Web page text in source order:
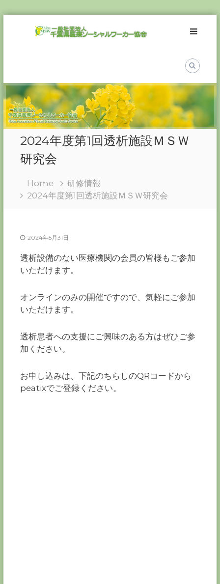
一
般
人
千
葉
県
医
療
ソ
ー
シ
ャ
カ
協
会
つ
な
ぐ
る
千
葉
力
－
2024年度第1回透析施設ＭＳＷ
研究会
Home
研修情報
2024年度第1回透析施設ＭＳＷ研究会
2024年5月31日
透析設備のない医療機関の会員の皆様もご参加
いただけます。
オンラインのみの開催ですので、気軽にご参加
いただけます。
透析患者への支援にご興味のある方はぜひご参
加ください。
お申し込みは、下記のちらしのQRコードから
peatixでご登録ください。